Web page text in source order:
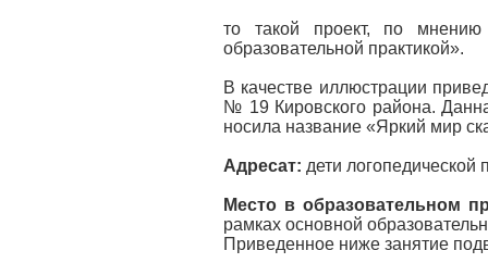
то такой проект, по мнению
образовательной практикой».
В качестве иллюстрации
№ 19 Кировского района.
носила название «Яркий мир
Адресат: дети
Место в образовательном
рамках основной
Приведенное ниже занятие